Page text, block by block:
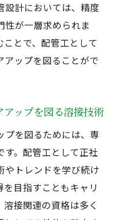
設計においては、精度
性が一層求められま
とで、配管工として
アップを図ることがで
ップを図る溶接技術
プを図るためには、専
す。配管工として正社
やトレンドを学び続け
目指すこともキャリ
接関連の資格は多く